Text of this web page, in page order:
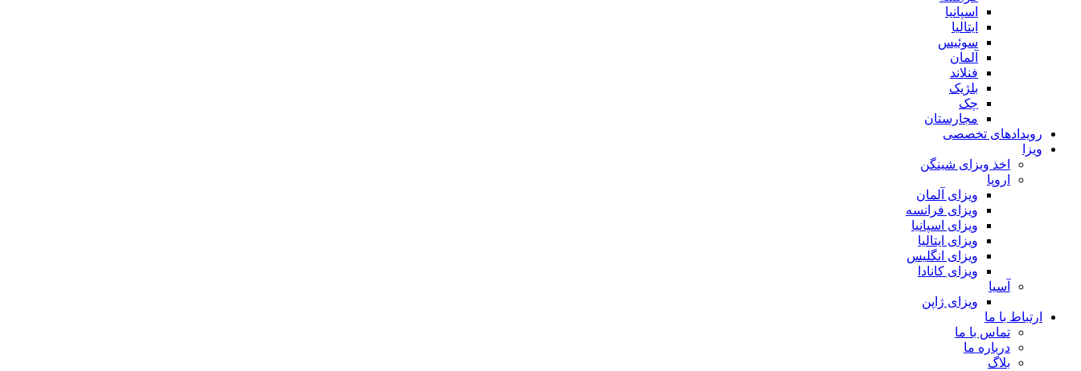
اسپانیا
ایتالیا
سوئیس
آلمان
فنلاند
بلژیک
چک
مجارستان
رویدادهای تخصصی
ویزا
اخذ ویزای شینگن
اروپا
ویزای آلمان
ویزای فرانسه
ویزای اسپانیا
ویزای ایتالیا
ویزای انگلیس
ویزای کانادا
آسیا
ویزای ژاپن
ارتباط با ما
تماس با ما
درباره ما
بلاگ